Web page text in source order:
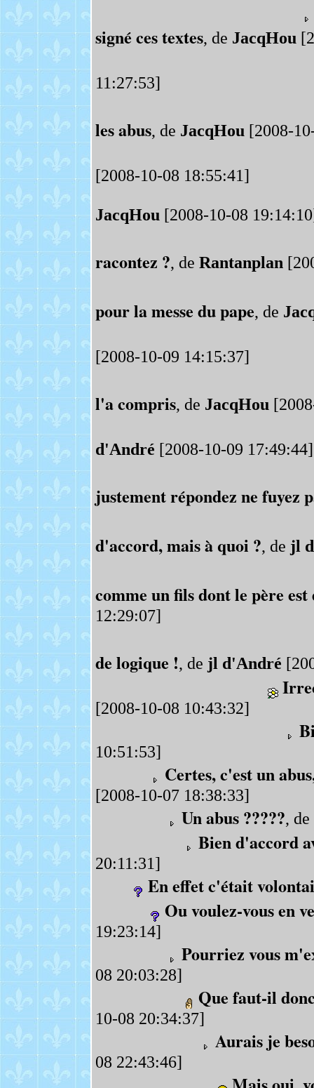
signé ces textes, de JacqHou
11:27:53]
les abus, de JacqHou [2008-
[2008-10-08 18:55:41]
JacqHou [2008-10-08
racontez ?, de Rantanplan
pour la messe du pape, de
[2008-10-09 14:15:37]
l'a compris, de JacqHou
d'André [2008-10-09 17:49:44]
justement répondez ne fuyez
d'accord, mais à quoi ?, de jl
comme un fils dont le père est
12:29:07]
de logique !, de jl d'André
[2008-10-08 10:43:32]
10:51:53]
Certes, c'est un
[2008-10-07 18:38:33]
Un abus ?????, de
Bien d'accord
20:11:31]
En effet c'était
Ou voulez-vous en
19:23:14]
Pourriez vous
08 20:03:28]
Que faut-il
10-08 20:34:37]
Aurais je
08 22:43:46]